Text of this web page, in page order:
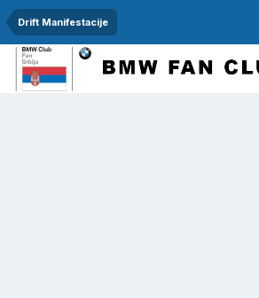
Drift Manifestacije